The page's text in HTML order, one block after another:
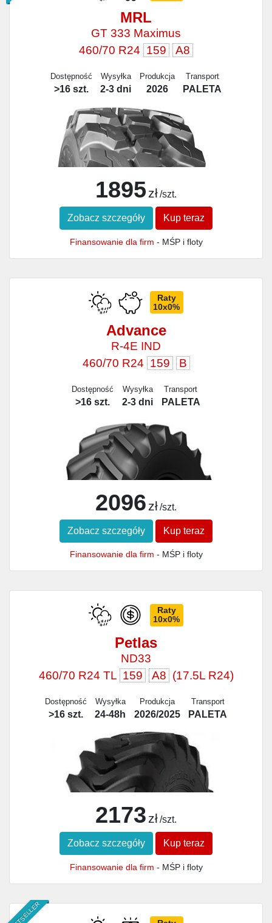
MRL
GT 333 Maximus
460/70 R24 159 A8
Dostępność
>16 szt.
Wysyłka
2-3 dni
Produkcja
2026
Transport
PALETA
1895 zł/szt.
Zobacz szczegóły Kup teraz
Finansowanie dla firm - MŚP i floty
Raty
10x0%
Advance
R-4E IND
460/70 R24 159 B
Dostępność
>16 szt.
Wysyłka
2-3 dni
Transport
PALETA
2096 zł/szt.
Zobacz szczegóły Kup teraz
Finansowanie dla firm - MŚP i floty
Raty
10x0%
Petlas
ND33
460/70 R24 TL 159 A8 (17.5L R24)
Dostępność
>16 szt.
Wysyłka
24-48h
Produkcja
2026/2025
Transport
PALETA
2173 zł/szt.
Zobacz szczegóły Kup teraz
Finansowanie dla firm - MŚP i floty